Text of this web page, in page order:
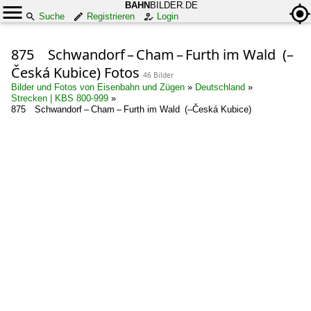
BAHN BILDER.DE
Suche
Registrieren Login
875 Schwandorf – Cham – Furth im Wald (–
Česká Kubice) Fotos 46 Bilder
Bilder und Fotos von Eisenbahn und Zügen » Deutschland »
Strecken | KBS 800-999 »
875 Schwandorf – Cham – Furth im Wald (–Česká Kubice)